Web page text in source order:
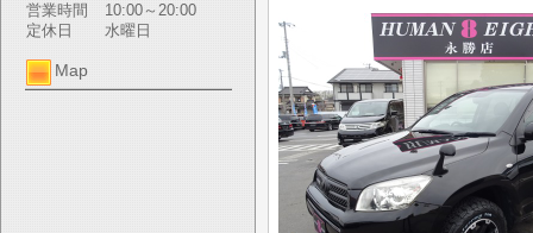
営業時間
10:00～20:00
定休日
水曜日
Map